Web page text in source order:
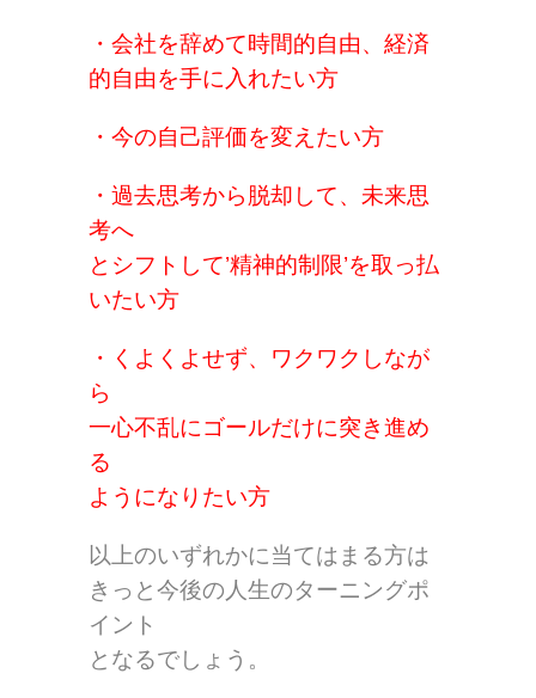
・会社を辞めて時間的自由、経済
的自由を手に入れたい方
・今の自己評価を変えたい方
・過去思考から脱却して、未来思
考へ
とシフトして’精神的制限’を取っ払
いたい方
・くよくよせず、ワクワクしなが
ら
一心不乱にゴールだけに突き進め
る
ようになりたい方
以上のいずれかに当てはまる方は
きっと今後の人生のターニングポ
イント
となるでしょう。